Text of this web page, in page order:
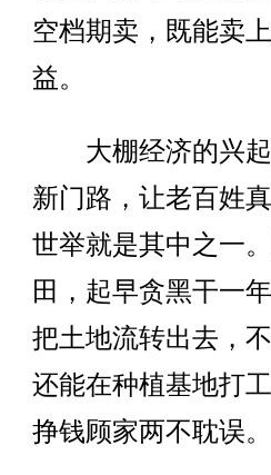
空档期卖，既能卖
益。
大棚经济的兴起
新门路，让老百姓
世举就是其中之一
田，起早贪黑干一
把土地流转出去，
还能在种植基地打
挣钱顾家两不耽误。